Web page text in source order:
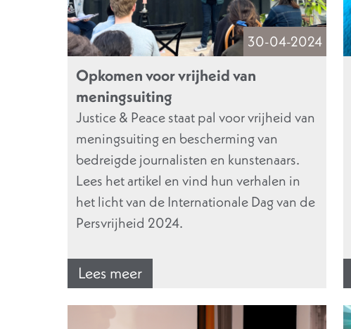
30-04-2024
Opkomen voor vrijheid van
meningsuiting
Justice & Peace staat pal voor vrijheid van
meningsuiting en bescherming van
bedreigde journalisten en kunstenaars.
Lees het artikel en vind hun verhalen in
het licht van de Internationale Dag van de
Persvrijheid 2024.
Lees meer